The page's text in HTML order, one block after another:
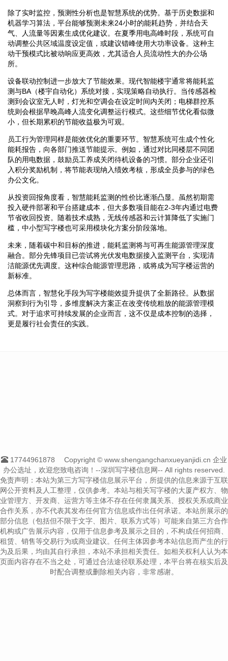
除了实时监控，预测性分析也是智慧系统的优势。基于历史数据和
机器学习算法，平台能够预测未来24小时的能耗趋势，并结合天
气、人流量等因素生成优化建议。在夏季用电高峰时段，系统可自
动调整公共区域温度设定值，或建议错峰使用大功率设备。这种主
动干预模式比被动响应更高效，尤其适合人员流动性大的办公场
所。
设备联动控制进一步放大了节能效果。现代智能楼宇通常将能耗监
测与BA（楼宇自动化）系统对接，实现策略自动执行。当传感器检
测到会议室无人时，灯光和空调会在设定时间内关闭；电梯群控系
统则会根据早晚高峰人流变化调整运行模式。这些细节优化看似微
小，但长期累积的节能收益极为可观。
员工行为管理同样是能效优化的重要环节。智慧系统可生成个性化
能耗报告，向各部门推送节能提示。例如，通过对比同楼层不同团
队的用电数据，鼓励员工养成关闭待机设备的习惯。部分企业还引
入积分奖励机制，将节能表现纳入绩效考核，形成全员参与的绿色
办公文化。
从投资回报角度看，智慧能耗监测的性价比逐渐凸显。虽然初期需
投入硬件部署和平台搭建成本，但大多数项目能在2-3年内通过电费
节省收回投资。随着技术成熟，无线传感器和云计算降低了实施门
槛，中小型写字楼也可采用模块化方案分阶段落地。
未来，随着碳中和目标的推进，能耗监测将与可再生能源管理深度
融合。部分先锋项目已尝试将光伏发电数据接入监测平台，实现清
洁能源优先调度。这种综合能源管理思路，或将成为写字楼运营的
新标准。
总体而言，智慧化手段为写字楼能效提升提供了全新路径。从数据
洞察到行为引导，多维度解决方案正在改变传统粗放的能源管理模
式。对于追求可持续发展的企业而言，这不仅是成本控制的选择，
更是履行社会责任的实践。
17744961878
Copyright © www.shengangchanxueyanjidi.cn 企业
办公选址，欢迎您致电咨询！--深圳写字楼信息网-- All rights reserved.
免责声明：本站为第三方写字楼信息展示平台，所提供的信息来源于互联
网公开资料及人工整理，仅供参考。本站与相关写字楼的大厦产权方、物
业管理方、开发商、运营方等主体不存在任何隶属关系、授权关系或商业
合作关系，亦不代表其发布任何官方信息或作出任何承诺。本站所展示的
部分信息（包括但不限于文字、图片、联系方式等）可能来自第三方合作
机构或广告展示内容，仅用于信息参考及展示之目的，不构成任何招商、
租赁、销售等交易行为或商业建议。任何主体因参考本站信息而产生的行
为及后果，均由其自行承担，本站不承担相关责任。如相关权利人认为本
页面内容存在不当之处，可通过合法途径联系处理，本平台将在核实后及
时配合调整或删除相关内容，非常感谢。